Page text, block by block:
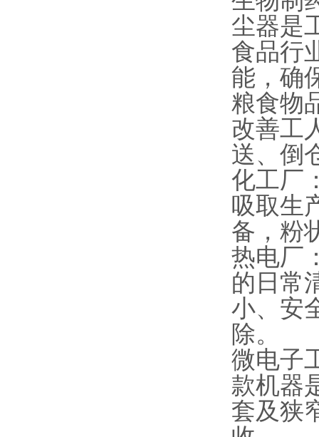
尘器是
食品行
能，确
粮食物
改善工
送、倒
化工厂
吸取生
备，粉
热电厂
的日常
小、安
除。
微电子
款机器
套及狭